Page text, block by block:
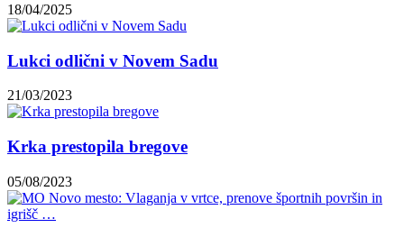
18/04/2025
Lukci odlični v Novem Sadu
21/03/2023
Krka prestopila bregove
05/08/2023